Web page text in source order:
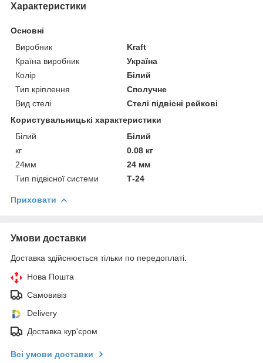
Характеристики
Основні
Виробник
Kraft
Країна виробник
Україна
Колір
Білий
Тип кріплення
Сполучне
Вид стелі
Стелі підвісні рейкові
Користувальницькі характеристики
Білий
Білий
кг
0.08 кг
24мм
24 мм
Тип підвісної системи
Т-24
Приховати
Умови доставки
Доставка здійснюється тільки по передоплаті.
Нова Пошта
Самовивіз
Delivery
Доставка кур'єром
Всі умови доставки